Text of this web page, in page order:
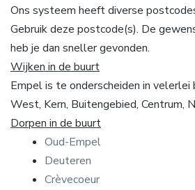
Ons systeem heeft diverse
Gebruik deze postcode(s). De
heb je dan sneller gevonden.
Wijken in de buurt
Empel is te onderscheiden in velerlei
West, Kern, Buitengebied, Centrum,
Dorpen in de buurt
Oud-Empel
Deuteren
Crèvecoeur